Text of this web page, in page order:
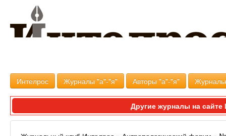
Интелрос Журналы "а"-"я" Авторы "а"-"я"
Другие журналы на